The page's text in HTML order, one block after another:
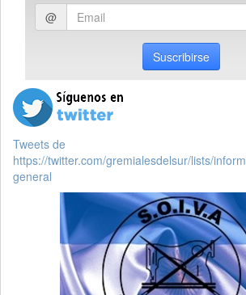
Ingresar
email
@
Suscribirse
Tweets de
https://twitter.com/gremialesdelsur/lists/
general